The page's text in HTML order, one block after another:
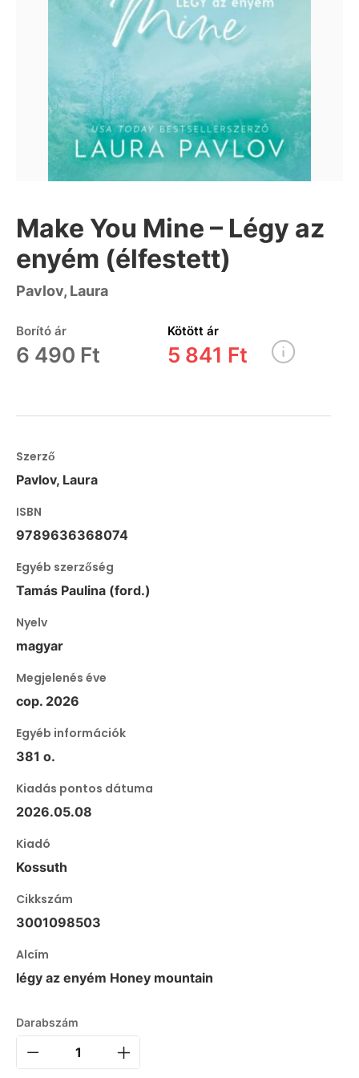
Make You Mine – Légy az
enyém (élfestett)
Pavlov, Laura
Borító ár
6 490 Ft
Kötött ár
5 841 Ft
Szerző
Pavlov, Laura
ISBN
9789636368074
Egyéb szerzőség
Tamás Paulina (ford.)
Nyelv
magyar
Megjelenés éve
cop. 2026
Egyéb információk
381 o.
Kiadás pontos dátuma
2026.05.08
Kiadó
Kossuth
Cikkszám
3001098503
Alcím
légy az enyém Honey mountain
Darabszám